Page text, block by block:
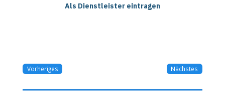
Als Dienstleister eintragen
Vorheriges Nächstes